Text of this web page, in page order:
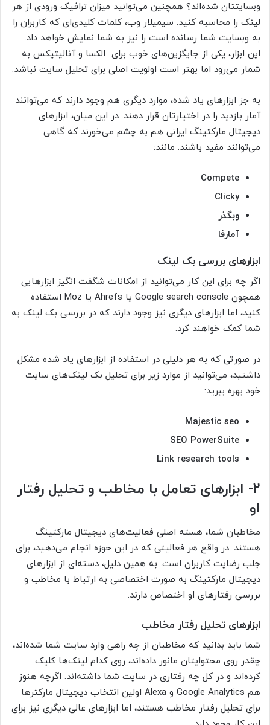
وبسایتتان شده‌اند؟ همچنین می‌توانید میزان ترافیک ورودی از هر
لینک را محاسبه کنید. سیمیلار وب، کلمات کلیدی‌ای که کاربران را
به وبسایت شما رسانده است را نیز به شما نمایش خواهد داد.
این ابزار، یکی از جایگزین‌های خوب برای الکسا و آنالیتیکس به
شمار می‌رود اما بهتر است اولویت اصلی برای تحلیل سایت نباشد.
به جز ابزارهای یاد شده، موارد دیگری هم وجود دارند که می‌توانند
آمار بازدید را در اختیارتان قرار دهند. در این میان، ابزارهای
دیجیتال مارکتینگ ایرانی هم به چشم می‌خورند که گاهی
می‌توانند مفید باشند. مانند:
Compete
Clicky
وبگذر
آمارفا
ابزارهای بررسی بک لینک
اگر چه برای این کار می‌توانید از امکانات شگفت انگیز ابزارهایی
همچون Google search console یا Ahrefs یا Moz استفاده
کنید، اما ابزارهای دیگری نیز وجود دارند که در بررسی بک لینک به
شما کمک خواهند کرد.
در صورتی که به هر دلیلی در استفاده از ابزارهای یاد شده مشکل
داشتید، می‌توانید از موارد زیر برای تحلیل بک لینک‌های سایت
خود بهره ببرید:
Majestic seo
SEO PowerSuite
Link research tools
2- ابزارهای تعامل با مخاطب و تحلیل رفتار
او
مخاطبان شما، هسته اصلی فعالیت‌های دیجیتال مارکتینگ
هستند. در واقع هر فعالیتی که در این حوزه انجام می‌دهید، برای
جلب رضایت کاربران است. به همین دلیل، دسته‌ای از ابزارهای
دیجیتال مارکتینگ به صورت اختصاصی به ارتباط با مخاطب و
بررسی رفتارهای او اختصاص دارند.
ابزارهای تحلیل رفتار مخاطب
شما باید بدانید که مخاطبان از چه راهی وارد سایت شما شده‌اند،
چقدر روی محتوایتان مانور داده‌اند، روی کدام لینک‌ها کلیک
کرده‌اند و در کل چه رفتاری در سایت شما داشته‌اند. اگرچه هنوز
هم Google Analytics و Alexa اولین انتخاب دیجیتال مارکترها
برای تحلیل رفتار مخاطب هستند، اما ابزارهای عالی دیگری نیز برای